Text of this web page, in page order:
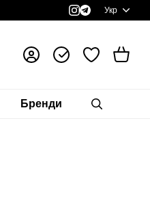
Укр
Бренди